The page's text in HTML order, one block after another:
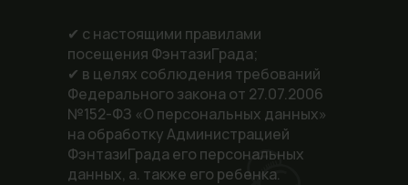
✔ с настоящими правилами
посещения ФэнтазиГрада;
✔ в целях соблюдения требований
Федерального закона от 27.07.2006
№152-ФЗ «О персональных данных»
на обработку Администрацией
ФэнтазиГрада его персональных
данных, а. также его ребенка.